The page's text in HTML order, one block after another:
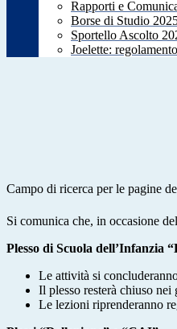
Rapporti e
Borse di Studio
Sportello Ascolto
Joelette:
Campo di ricerca per le pagine
Si comunica che, in occasione
Plesso di Scuola dell’Infanzia
Le attività si
Il plesso resterà chiuso
Le lezioni riprenderanno